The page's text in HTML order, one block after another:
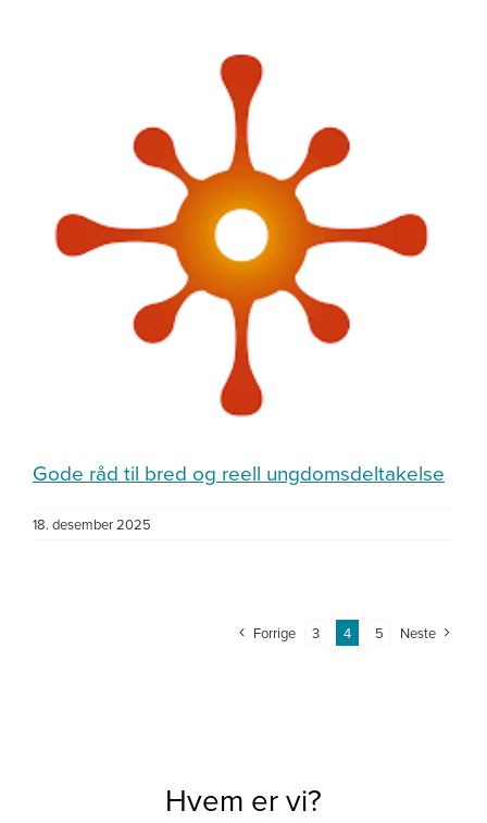
Gode råd til bred og reell ungdomsdeltakelse
18. desember 2025
Forrige 3 4 5 Neste
Hvem er vi?